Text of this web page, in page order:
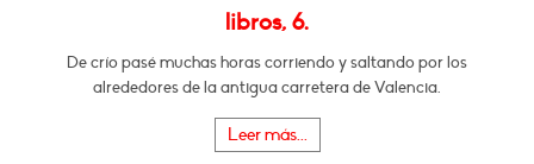
libros, 6.
De crío pasé muchas horas corriendo y saltando por los
alrededores de la antigua carretera de Valencia.
Leer más...